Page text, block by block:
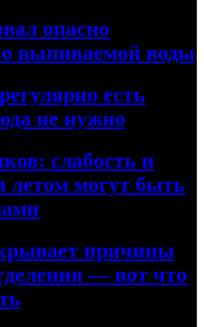
опасно
выпиваемой воды
есть
не нужно
слабость и
летом могут быть
причины
— вот что